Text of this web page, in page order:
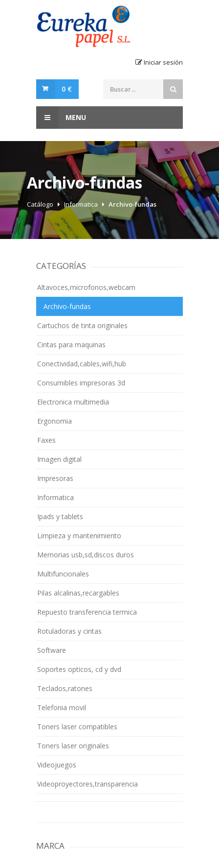
Iniciar sesión
0 €
MENU
Archivo-fundas
Catálogo Informatica Archivo-fundas
CATEGORÍAS
Altavoces,microfonos,webcam
Archivo-fundas
Cartuchos de tinta originales
Cintas para maquinas
Conectividad,cables,wifi,hub
Consumibles impresoras 3d
Electronica multimedia
Ergonomia
Faxes
Imagen digital
Impresoras
Informatica
Ipads y tablets
Limpieza y mantenimiento
Memorias usb,sd,discos duros
Multifuncionales
Pilas alcalinas,recargables
Repuesto transferencia termica
Rotuladoras y cintas
Software
Soportes opticos, cd y dvd
Teclados,ratones
Telefonia movil
Toners laser compatibles
Toners laser originales
Videojuegos
Videoproyectores,transparencia
MARCA